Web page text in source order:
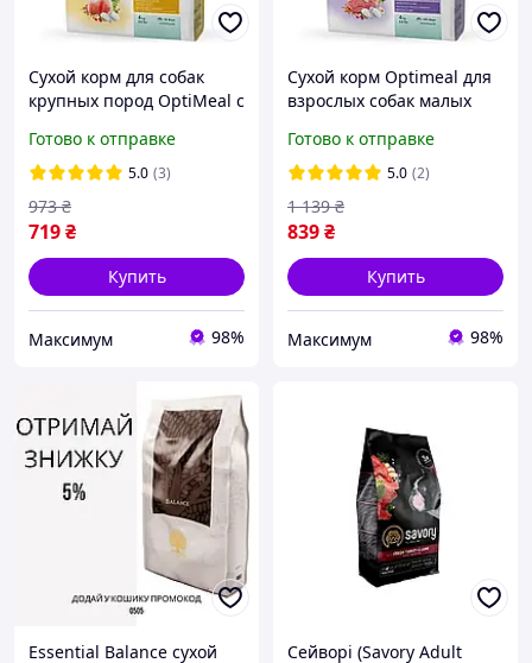
Сухой корм для собак
крупных пород OptiMeal с
Готово к отправке
5.0 (3)
719₴
973 ₴
Купить
Максимум 98%
Сухой корм Optimeal для
взрослых собак малых
Готово к отправке
5.0 (2)
839₴
1 139 ₴
Купить
Максимум 98%
Essential Balance сухой Сейворі (Savory Adult